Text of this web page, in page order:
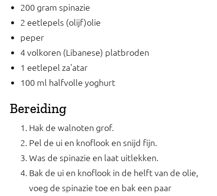
200 gram spinazie
2 eetlepels (olijf)olie
peper
4 volkoren (Libanese) platbroden
1 eetlepel za'atar
100 ml halfvolle yoghurt
Bereiding
Hak de walnoten grof.
Pel de ui en knoflook en snijd fijn.
Was de spinazie en laat uitlekken.
Bak de ui en knoflook in de helft van de olie,
voeg de spinazie toe en bak een paar